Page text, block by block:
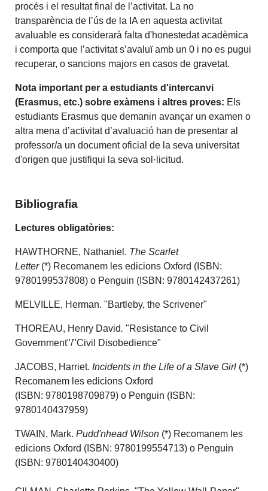
procés i el resultat final de l’activitat. La no
transparència de l’ús de la IA en aquesta activitat
avaluable es considerarà falta d'honestedat acadèmica
i comporta que l’activitat s’avaluï amb un 0 i no es pugui
recuperar, o sancions majors en casos de gravetat.
Nota important per a estudiants d'intercanvi
(Erasmus, etc.) sobre exàmens i altres proves: Els
estudiants Erasmus que demanin avançar un examen o
altra mena d’activitat d’avaluació han de presentar al
professor/a un document oficial de la seva universitat
d'origen que justifiqui la seva sol·licitud.
Bibliografia
Lectures obligatòries:
HAWTHORNE, Nathaniel. The Scarlet
Letter(*) Recomanem les edicions Oxford (ISBN:
9780199537808) o Penguin (ISBN: 9780142437261)
MELVILLE, Herman. "Bartleby, the Scrivener"
THOREAU, Henry David."Resistance to Civil
Government"/"Civil Disobedience"
JACOBS, Harriet. Incidents in the Life of a Slave Girl (*)
Recomanem les edicions Oxford
(ISBN:9780198709879) o Penguin (ISBN:
9780140437959)
TWAIN, Mark.Pudd'nhead Wilson (*) Recomanem les
edicions Oxford (ISBN: 9780199554713) o Penguin
(ISBN: 9780140430400)